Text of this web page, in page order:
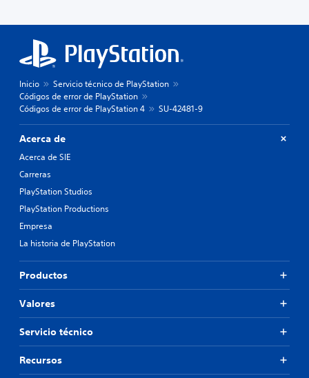
Inicio
Servicio técnico de PlayStation
Códigos de error de PlayStation
Códigos de error de PlayStation 4
SU-42481-9
Acerca de
Acerca de SIE
Carreras
PlayStation Studios
PlayStation Productions
Empresa
La historia de PlayStation
Productos
Valores
Servicio técnico
Recursos